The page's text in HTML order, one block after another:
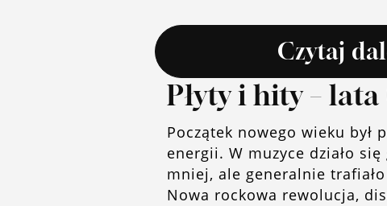
Czytaj
Płyty i hity –
Początek nowego wieku był
energii. W muzyce działo
mniej, ale generalnie
Nowa rockowa rewolucja,